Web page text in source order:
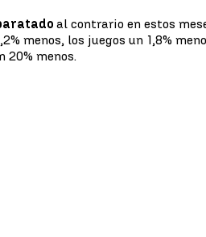
al contrario en estos
menos, los juegos un 1,8%
20% menos.